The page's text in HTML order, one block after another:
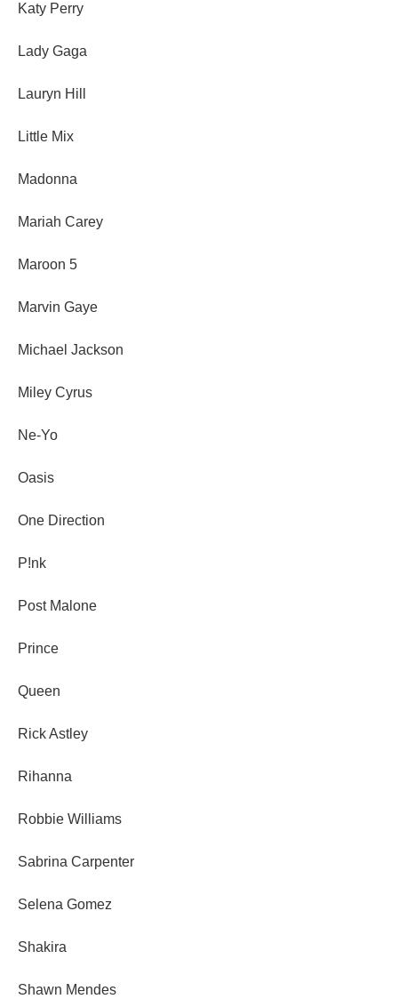
Katy Perry
Lady Gaga
Lauryn Hill
Little Mix
Madonna
Mariah Carey
Maroon 5
Marvin Gaye
Michael Jackson
Miley Cyrus
Ne-Yo
Oasis
One Direction
P!nk
Post Malone
Prince
Queen
Rick Astley
Rihanna
Robbie Williams
Sabrina Carpenter
Selena Gomez
Shakira
Shawn Mendes